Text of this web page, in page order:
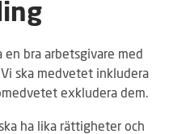
en bra arbetsgivare med
ska medvetet inkludera
exkludera dem.
ha lika rättigheter och